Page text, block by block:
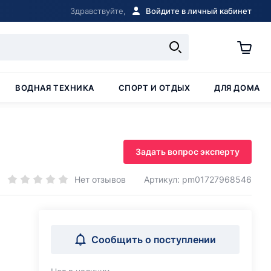
Здравствуйте, Войдите в личный кабинет
ВОДНАЯ ТЕХНИКА СПОРТ И ОТДЫХ ДЛЯ ДОМА
Задать вопрос эксперту
Нет отзывов Артикул: pm01727968546
Сообщить о поступлении